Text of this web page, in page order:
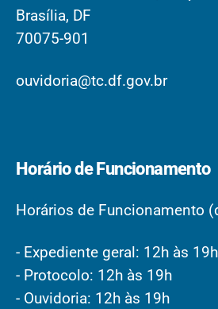
Brasília, DF
70075-901
ouvidoria@tc.df.gov.br
Horário de Funcionamento
Horários de Funcionamento
- Expediente geral: 12h às 19h
- Protocolo: 12h às 19h
- Ouvidoria: 12h às 19h